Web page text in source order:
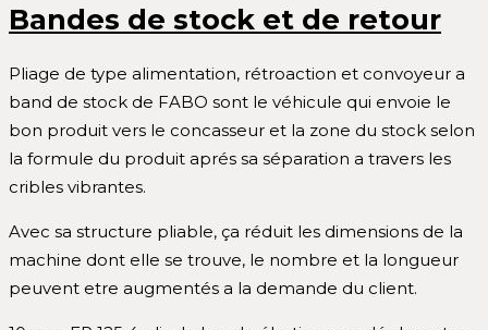
Bandes de stock et de retour
Pliage de type alimentation, rétroaction et convoyeur a
band de stock de FABO sont le véhicule qui envoie le
bon produit vers le concasseur et la zone du stock selon
la formule du produit aprés sa séparation a travers les
cribles vibrantes.
Avec sa structure pliable, ça réduit les dimensions de la
machine dont elle se trouve, le nombre et la longueur
peuvent etre augmentés a la demande du client.